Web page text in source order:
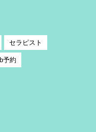
セラピスト
予約